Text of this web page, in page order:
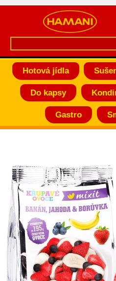
Hotová jídla
Do kapsy
Gastro